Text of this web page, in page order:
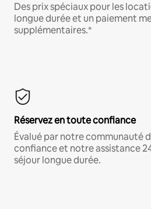
Des prix spéciaux pour les
longue durée et un paiement
supplémentaires.*
Réservez en toute confiance
Évalué par notre communauté
confiance et notre assistance
séjour longue durée.